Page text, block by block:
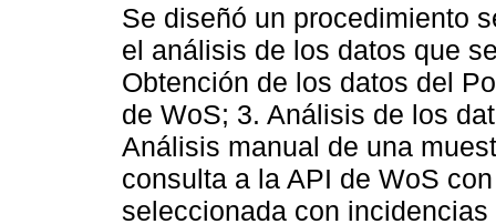
Se diseñó un procedimiento
el análisis de los datos que
Obtención de los datos del
de WoS; 3. Análisis de los
Análisis manual de una
consulta a la API de WoS
seleccionada con